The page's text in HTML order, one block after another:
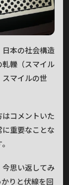
本の社会構造
轢（スマイル
マイルの世
コメントいた
重要なことな
思い返してみ
りと伏線を回